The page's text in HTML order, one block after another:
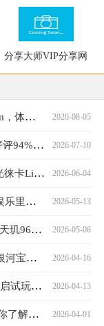
报信息系统
分享大师VIP分享网
2026-08-05
印战斗
2026-07-10
续发酵
2026-06-04
态功能
2026-05-13
戏房
2026-05-08
旗舰
2026-04-16
更强
2026-04-13
破30万
2026-04-01
详情